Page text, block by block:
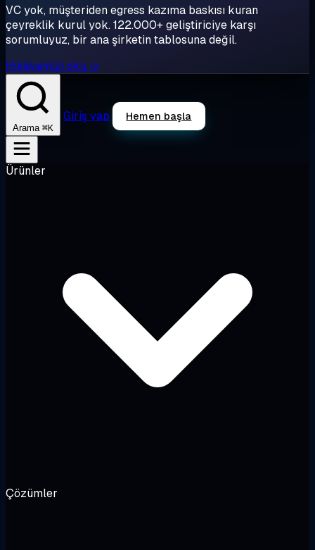
VC yok, müşteriden egress kazıma baskısı kuran
çeyreklik kurul yok. 122.000+ geliştiriciye karşı
sorumluyuz, bir ana şirketin tablosuna değil.
Hikâyemizi oku →
Arama ⌘K
Giriş yap Hemen başla
Ürünler
Çözümler